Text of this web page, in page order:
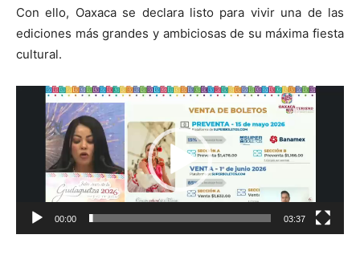
Con ello, Oaxaca se declara listo para vivir una de las
ediciones más grandes y ambiciosas de su máxima fiesta
cultural.
Reproductor
vídeo
00:00 03:37